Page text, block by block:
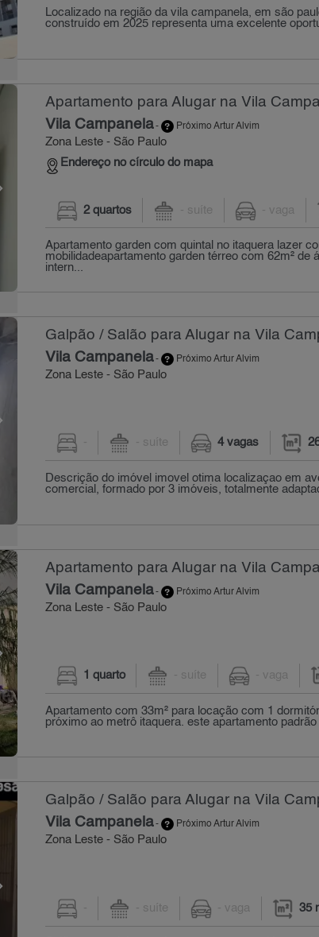
Localizado na região da vila campanela, em são
construído em 2025 representa uma excelente
Apartamento para Alugar na Vila
Vila Campanela- Próximo Artur Alvim
Zona Leste - São Paulo
Endereço no círculo do mapa
2 quartos - suíte - vaga
Apartamento garden com quintal no itaquera lazer
mobilidadeapartamento garden térreo com 62m² de
intern...
Galpão / Salão para Alugar na Vila
Vila Campanela- Próximo Artur Alvim
Zona Leste - São Paulo
- - suíte 4 vagas
Descrição do imóvel imovel otima localizaçao em
comercial, formado por 3 imóveis, totalmente
Apartamento para Alugar na Vila
Vila Campanela- Próximo Artur Alvim
Zona Leste - São Paulo
1 quarto - suíte - vaga
Apartamento com 33m² para locação com 1
próximo ao metrô itaquera. este apartamento padrão
Galpão / Salão para Alugar na Vila
Vila Campanela- Próximo Artur Alvim
Zona Leste - São Paulo
- - suíte - vaga 35